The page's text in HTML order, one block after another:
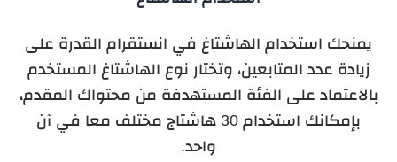
يمنحك استخدام الهاشتاغ في انستقرام القدرة على
زيادة عدد المتابعين، وتختار نوع الهاشتاغ المستخدم
بالاعتماد على الفئة المستهدفة من محتواك المقدم،
بإمكانك استخدام 30 هاشتاج مختلف معا في آن
واحد.